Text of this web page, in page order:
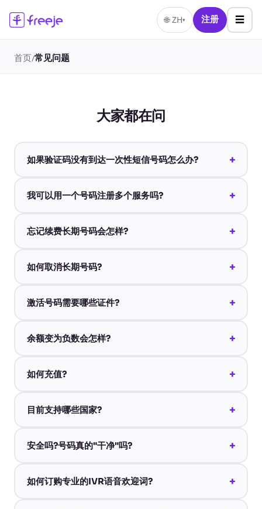
🌐ZH▾ 注册 ☰
首页/常见问题
大家都在问
如果验证码没有到达一次性短信号码怎么办? +
我可以用一个号码注册多个服务吗? +
忘记续费长期号码会怎样? +
如何取消长期号码? +
激活号码需要哪些证件? +
余额变为负数会怎样? +
如何充值? +
目前支持哪些国家? +
安全吗?号码真的"干净"吗? +
如何订购专业的IVR语音欢迎词? +